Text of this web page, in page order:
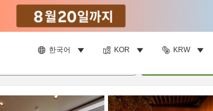
한국어 KOR KRW